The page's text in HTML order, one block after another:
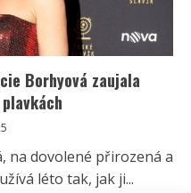
Borhyová zaujala
na dovolené přirozená a
léto tak, jak ji...